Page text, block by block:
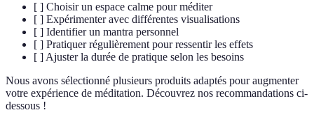
[ ] Choisir un espace calme pour méditer
[ ] Expérimenter avec différentes visualisations
[ ] Identifier un mantra personnel
[ ] Pratiquer régulièrement pour ressentir les effets
[ ] Ajuster la durée de pratique selon les besoins
Nous avons sélectionné plusieurs produits adaptés pour augmenter
votre expérience de méditation. Découvrez nos recommandations ci-
dessous !